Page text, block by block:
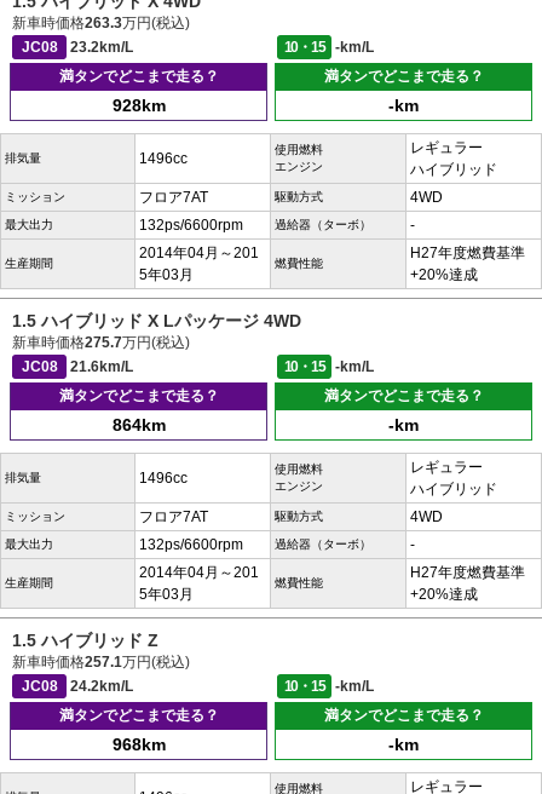
新車時価格263.3万円(税込)
JC08
23.2km/L 10・15
-km/L
満タンでどこまで走る？
928km
満タンでどこまで走る？
-km
排気量 1496cc
使用燃料
エンジン
レギュラー
ハイブリッド
ミッション フロア7AT 駆動方式 4WD
最大出力 132ps/6600rpm 過給器（ターボ） -
生産期間
2014年04月～201
5年03月
燃費性能
H27年度燃費基準
+20%達成
1.5 ハイブリッド X Lパッケージ 4WD
新車時価格275.7万円(税込)
JC08
21.6km/L 10・15
-km/L
満タンでどこまで走る？
864km
満タンでどこまで走る？
-km
排気量 1496cc
使用燃料
エンジン
レギュラー
ハイブリッド
ミッション フロア7AT 駆動方式 4WD
最大出力 132ps/6600rpm 過給器（ターボ） -
生産期間
2014年04月～201
5年03月
燃費性能
H27年度燃費基準
+20%達成
1.5 ハイブリッド Z
新車時価格257.1万円(税込)
JC08
24.2km/L 10・15
-km/L
満タンでどこまで走る？
968km
満タンでどこまで走る？
-km
使用燃料
レギュラー